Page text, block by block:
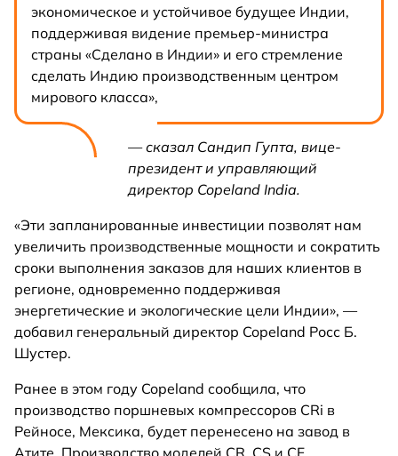
экономическое и устойчивое будущее Индии,
поддерживая видение премьер-министра
страны «Сделано в Индии» и его стремление
сделать Индию производственным центром
мирового класса»,
— сказал Сандип Гупта, вице-
президент и управляющий
директор Copeland India.
«Эти запланированные инвестиции позволят нам
увеличить производственные мощности и сократить
сроки выполнения заказов для наших клиентов в
регионе, одновременно поддерживая
энергетические и экологические цели Индии», —
добавил генеральный директор Copeland Росс Б.
Шустер.
Ранее в этом году Copeland сообщила, что
производство поршневых компрессоров CRi в
Рейносе, Мексика, будет перенесено на завод в
Атите. Производство моделей CR, CS и CF,